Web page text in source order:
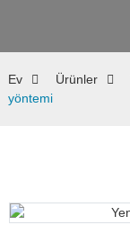
Ev Ürünler
yöntemi